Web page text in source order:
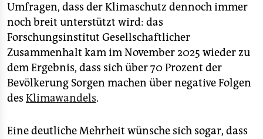
Umfragen, dass der Klimaschutz dennoch immer
noch breit unterstützt wird: das
Forschungsinstitut Gesellschaftlicher
Zusammenhalt kam im November 2025 wieder zu
dem Ergebnis, dass sich über 70 Prozent der
Bevölkerung Sorgen machen über negative Folgen
des Klimawandels.
Eine deutliche Mehrheit wünsche sich sogar, dass